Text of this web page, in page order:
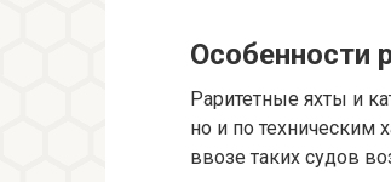
Особенности
Раритетные яхты и
но и по техническим
ввозе таких судов